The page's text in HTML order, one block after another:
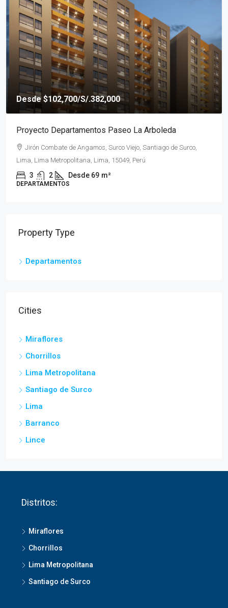
Desde$190,200/S/.642,880
Proyecto Departamentos Marsano
Av. Tomás Marsano 2670, Miraflores
1, 2 y 3 2 y 2.5 Desde 57.82
DEPARTAMENTOS
Chorrillos
Lima Metropolitana
Santiago de Surco
Lima
Barranco
Lince
Chorrillos
Lima Metropolitana
Santiago de Surco